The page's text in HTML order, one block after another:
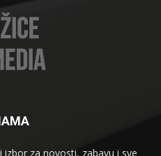
izbor za novosti, zabavu i sve